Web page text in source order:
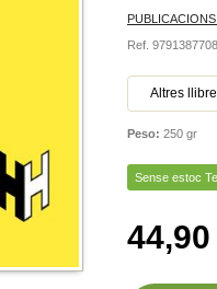
Ref.
Altres
Peso: 250 gr
Sense estoc
44,90